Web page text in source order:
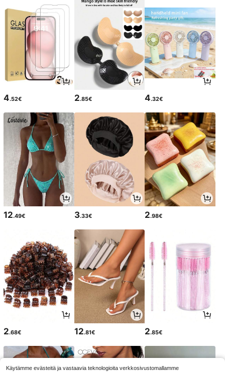
4.52€ 2.85€ 4.32€
12.49€ 3.33€ 2.98€
2.68€ 12.81€ 2.85€
Käytämme evästeitä ja vastaavia teknologioita verkkosivustomallamme